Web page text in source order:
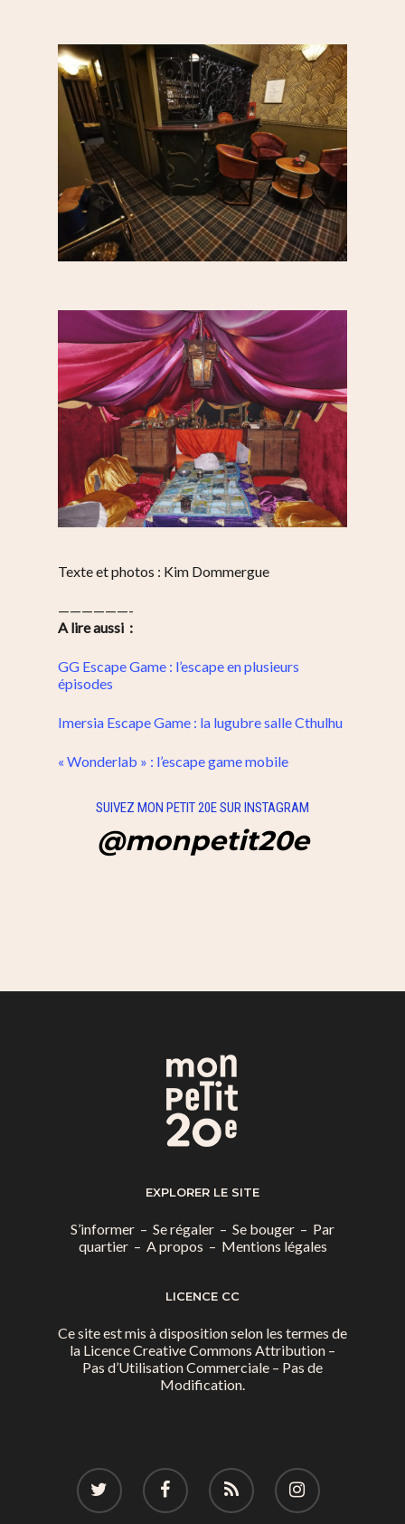
Texte et photos : Kim Dommergue
——————-
A lire aussi :
GG Escape Game : l’escape en plusieurs
épisodes
Imersia Escape Game : la lugubre salle Cthulhu
« Wonderlab » : l’escape game mobile
SUIVEZ MON PETIT 20E SUR INSTAGRAM
@monpetit20e
EXPLORER LE SITE
S’informer – Se régaler – Se bouger – Par
quartier– A propos – Mentions légales
LICENCE CC
Ce site est mis à disposition selon les termes de
la Licence Creative Commons Attribution –
Pas d’Utilisation Commerciale – Pas de
Modification.